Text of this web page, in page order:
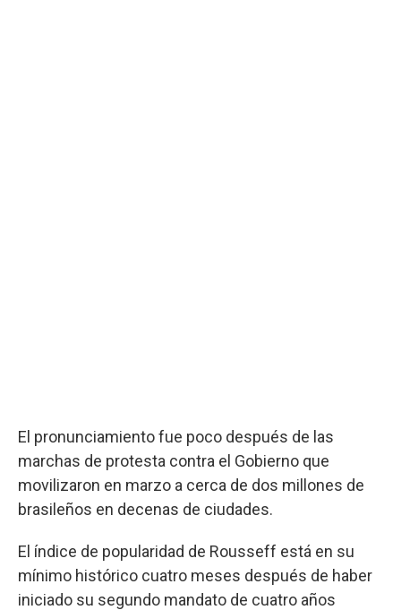
El pronunciamiento fue poco después de las
marchas de protesta contra el Gobierno que
movilizaron en marzo a cerca de dos millones de
brasileños en decenas de ciudades.
El índice de popularidad de Rousseff está en su
mínimo histórico cuatro meses después de haber
iniciado su segundo mandato de cuatro años